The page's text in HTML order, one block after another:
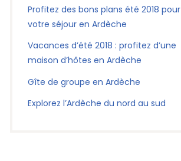
Profitez des bons plans été 2018 pour
votre séjour en Ardèche
Vacances d’été 2018 : profitez d’une
maison d’hôtes en Ardèche
Gîte de groupe en Ardèche
Explorez l’Ardèche du nord au sud